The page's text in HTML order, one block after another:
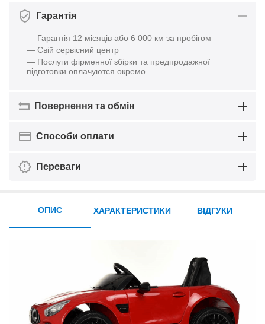
Гарантія
— Гарантія 12 місяців або 6 000 км за пробігом
— Свій сервісний центр
— Послуги фірменної збірки та предпродажної
підготовки оплачуются окремо
Повернення та обмін
Способи оплати
Переваги
ОПИС ХАРАКТЕРИСТИКИ ВІДГУКИ